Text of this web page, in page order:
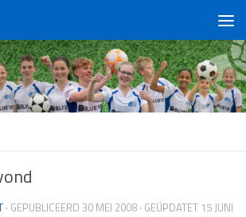
· GEPUBLICEERD 30 MEI 2008 · GEÜPDATET 15 JUNI